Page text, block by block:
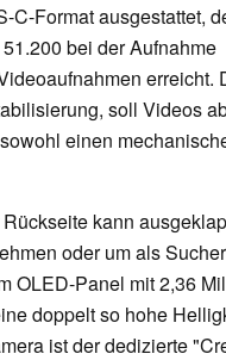
C-Format ausgestattet,
bei der Aufnahme
erreicht.
soll Videos
einen
kann
oder um als
OLED-Panel mit 2,36
doppelt so hohe
ist der dedizierte